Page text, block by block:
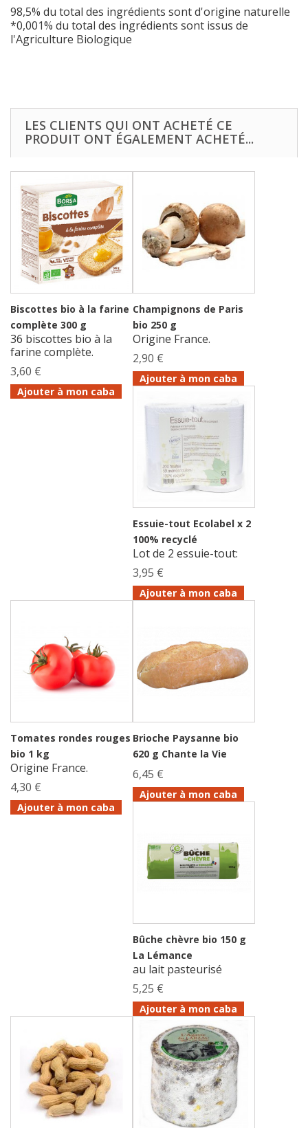
98,5% du total des ingrédients sont d'origine naturelle
*0,001% du total des ingrédients sont issus de
l'Agriculture Biologique
LES CLIENTS QUI ONT ACHETÉ CE
PRODUIT ONT ÉGALEMENT ACHETÉ...
Biscottes bio à la farine
complète 300 g
36 biscottes bio à la
farine complète.
3,60 €
Ajouter à mon caba
Champignons de Paris
bio 250 g
Origine France.
2,90 €
Ajouter à mon caba
Essuie-tout Ecolabel x 2
100% recyclé
Lot de 2 essuie-tout:
3,95 €
Ajouter à mon caba
Tomates rondes rouges
bio 1 kg
Origine France.
4,30 €
Ajouter à mon caba
Brioche Paysanne bio
620 g Chante la Vie
6,45 €
Ajouter à mon caba
Bûche chèvre bio 150 g
La Lémance
au lait pasteurisé
5,25 €
Ajouter à mon caba